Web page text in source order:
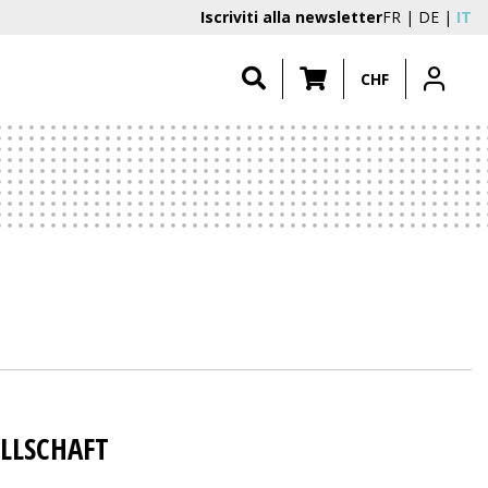
Iscriviti alla newsletterFR DE IT
CHF